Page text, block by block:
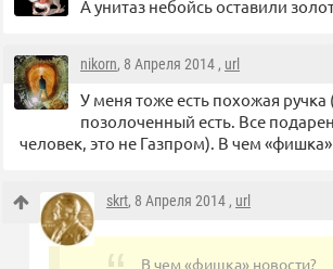
А унитаз небойсь оставили
nikorn, 8 Апреля 2014 , url
У меня тоже есть похожая
позолоченный есть. Все
человек, это не Газпром). В чем
skrt, 8 Апреля 2014 , url
В чем «фишка» новости?